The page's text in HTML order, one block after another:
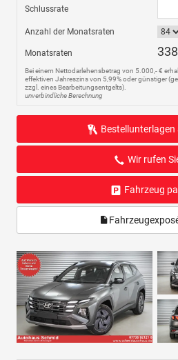
Schlussrate
Anzahl der Monatsraten
Monatsraten
Bei einem Nettodarlehensbetrag von 5.000,- €
effektiven Jahreszins von 5,99% oder günstiger
zzgl. eines Bearbeitungsentgelts).
unverbindliche Berechnung
Wir rufen
Fahrzeug